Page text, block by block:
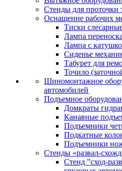
Стенды для проточки
Оснащение рабочих
Тиски
Лампа переноска
Лампа с
Сиденье
Табурет для
Точило
Шиномонтажное
автомобилей
Подъемное
Домкраты
Канавные
Подъемники
Подкатные
Подъемники
Стенды «развал-
Стенд "сход-